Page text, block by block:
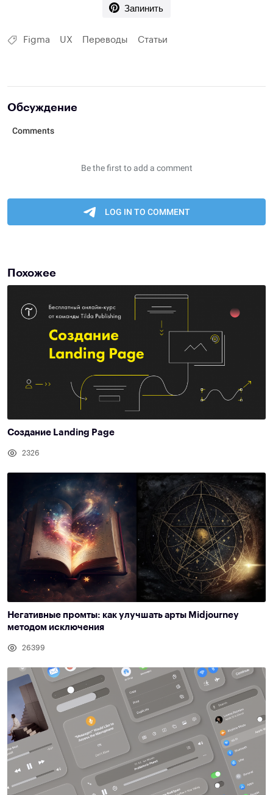
Запинить
Figma UX Переводы Статьи
Обсуждение
Похожее
Создание Landing Page
2326
Негативные промты: как улучшать арты Midjourney
методом исключения
26399